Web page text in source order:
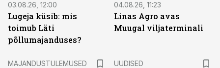
03.08.26, 12:00
Lugeja küsib: mis
toimub Läti
põllumajanduses?
04.08.26, 11:23
Linas Agro avas
Muugal viljaterminali
MAJANDUSTULEMUSED
UUDISED